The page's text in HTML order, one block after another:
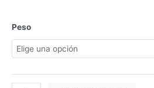
Peso
Max
Cat
Professional
Castrados